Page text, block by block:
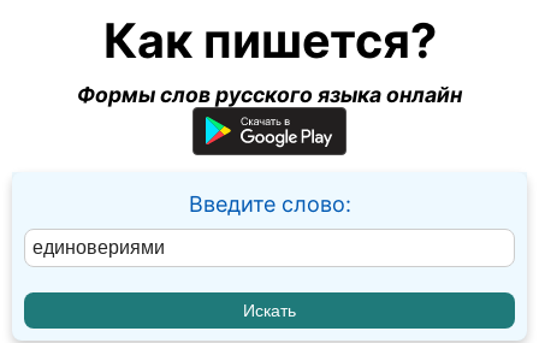
Как пишется?
Формы слов русского языка онлайн
Введите слово: